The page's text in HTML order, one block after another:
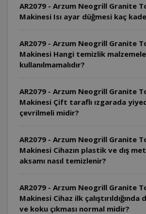
AR2079 - Arzum Neogrill Granite
Makinesi Isı ayar düğmesi kaç
AR2079 - Arzum Neogrill Granite
Makinesi Hangi temizlik
kullanılmamalıdır?
AR2079 - Arzum Neogrill Granite
Makinesi Çift taraflı ızgarada
çevrilmeli midir?
AR2079 - Arzum Neogrill Granite
Makinesi Cihazın plastik ve dış
aksamı nasıl temizlenir?
AR2079 - Arzum Neogrill Granite
Makinesi Cihaz ilk çalıştırıldığında
ve koku çıkması normal midir?